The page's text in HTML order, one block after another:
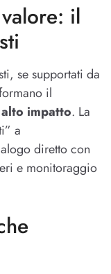
il
se supportati da
il
impatto. La
a
diretto con
e monitoraggio